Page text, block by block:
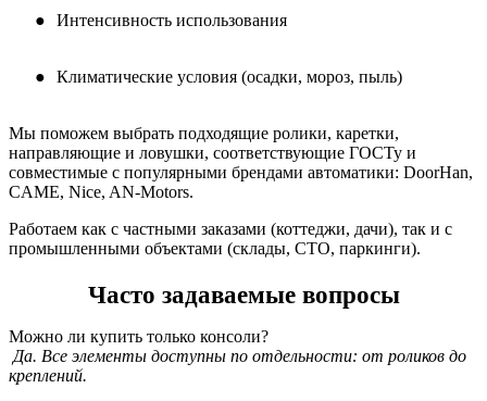
● Интенсивность использования
● Климатические условия (осадки, мороз, пыль)
Мы поможем выбрать подходящие ролики, каретки,
направляющие и ловушки, соответствующие ГОСТу и
совместимые с популярными брендами автоматики: DoorHan,
CAME, Nice, AN-Motors.
Работаем как с частными заказами (коттеджи, дачи), так и с
промышленными объектами (склады, СТО, паркинги).
Часто задаваемые вопросы
Можно ли купить только консоли?
Да. Все элементы доступны по отдельности: от роликов до
креплений.